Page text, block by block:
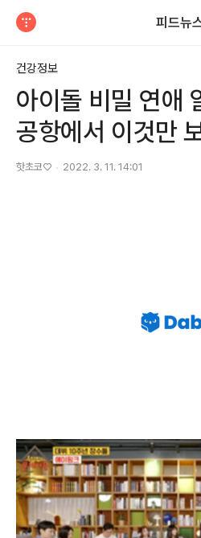
피드뉴
건강정보
아이돌 비밀 연애
공항에서 이것만
핫초코♡ 2022. 3. 11. 14:01